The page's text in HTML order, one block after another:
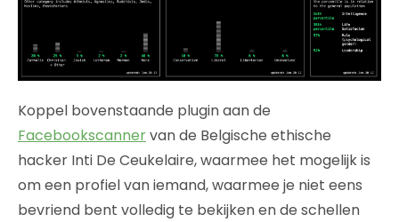
Koppel bovenstaande plugin aan de
Facebookscannervan de Belgische ethische
hacker Inti De Ceukelaire, waarmee het mogelijk is
om een profiel van iemand, waarmee je niet eens
bevriend bent volledig te bekijken en de schellen